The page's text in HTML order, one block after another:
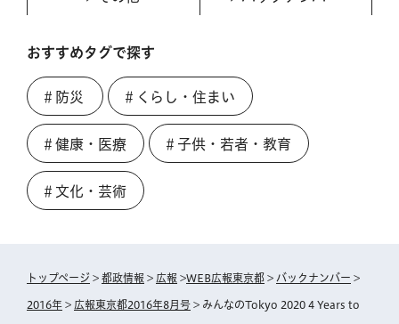
おすすめタグで探す
＃防災 ＃くらし・住まい
＃健康・医療 ＃子供・若者・教育
＃文化・芸術
トップページ > 都政情報 > 広報 >WEB広報東京都 > バックナンバー >
2016年 > 広報東京都2016年8月号 > みんなのTokyo 2020 4 Years to